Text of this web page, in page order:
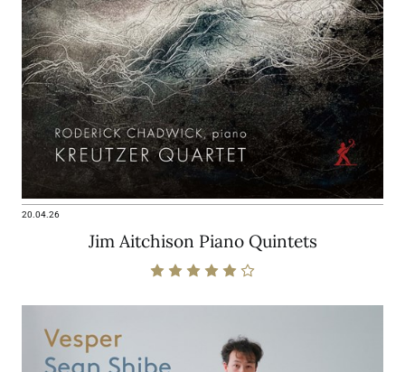
20.04.26
Jim Aitchison Piano Quintets